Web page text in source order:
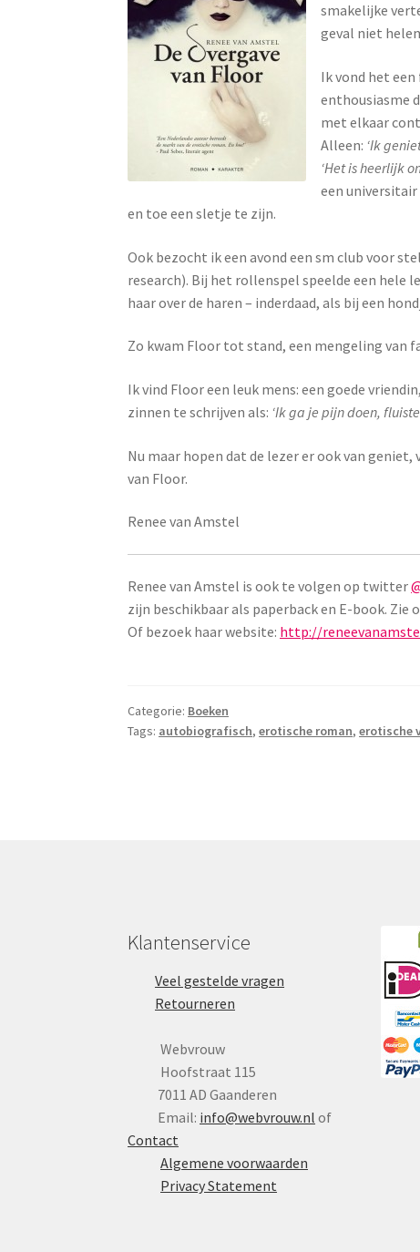
smakelijke
geval niet
Ik vond het
enthousiasme
met elkaar
Alleen: ‘Ik
‘Het is heerlijk
een
en toe een sletje te zijn.
Ook bezocht ik een avond een sm club voor
research). Bij het rollenspel speelde een hele
haar over de haren – inderdaad, als bij een
Zo kwam Floor tot stand, een mengeling van
Ik vind Floor een leuk mens: een goede
zinnen te schrijven als: ‘Ik ga je pijn doen,
Nu maar hopen dat de lezer er ook van
van Floor.
Renee van Amstel
Renee van Amstel is ook te volgen op twitter
zijn beschikbaar als paperback en E-book. Zie
Of bezoek haar website: http://
Categorie: Boeken
Tags: autobiografisch,erotische roman,erotische
Klantenservice
Veel gestelde vragen
Retourneren
Webvrouw
Hoofstraat 115
7011 AD Gaanderen
Email: info@webvrouw.nl of
Contact
Algemene voorwaarden
Privacy Statement